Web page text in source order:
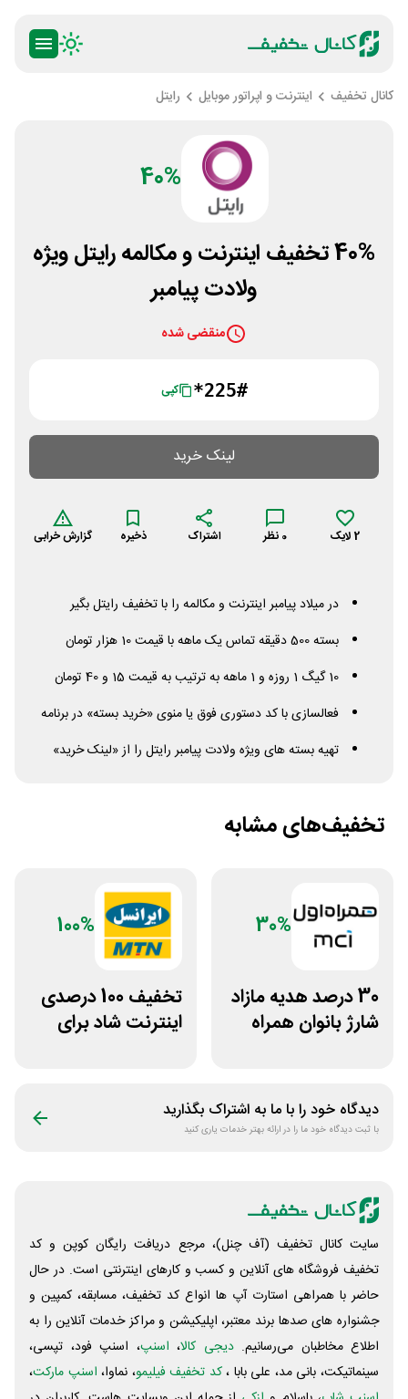
کانال تخفیف اینترنت و اپراتور موبایل رایتل
40%
40% تخفیف اینترنت و مکالمه رایتل ویژه
ولادت پیامبر
منقضی شده
*225# کپی
لینک خرید
2لایک 0 نظر اشتراک ذخیره گزارش خرابی
در میلاد پیامبر اینترنت و مکالمه را با تخفیف رایتل بگیر
بسته 500 دقیقه تماس یک ماهه با قیمت 10 هزار تومان
10 گیگ 1 روزه و 1 ماهه به ترتیب به قیمت 15 و 40 تومان
فعالسازی با کد دستوری فوق یا منوی «خرید بسته» در برنامه
تهیه بسته های ویژه ولادت پیامبر رایتل را از «لینک خرید»
تخفیف‌های مشابه
30%
30 درصد هدیه مازاد
شارژ بانوان همراه
100%
تخفیف 100 درصدی
اینترنت شاد برای
دیدگاه خود را با ما به اشتراک بگذارید
با ثبت دیدگاه خود ما را در ارائه بهتر خدمات یاری کنید
سایت کانال تخفیف (آف چنل)، مرجع دریافت رایگان کوپن و کد
تخفیف فروشگاه های آنلاین و کسب و‌ کارهای اینترنتی است. در حال
حاضر با همراهی استارت آپ ها انواع کد تخفیف، مسابقه، کمپین و
جشنواره های صدها برند معتبر، اپلیکیشن و مراکز خدمات آنلاین را به
اطلاع مخاطبان می‌رسانیم. دیجی کالا، اسنپ، اسنپ فود، تپسی،
سینماتیکت، بانی مد، علی‌ بابا ،کد تخفیف فیلیمو، نماوا، اسنپ مارکت،